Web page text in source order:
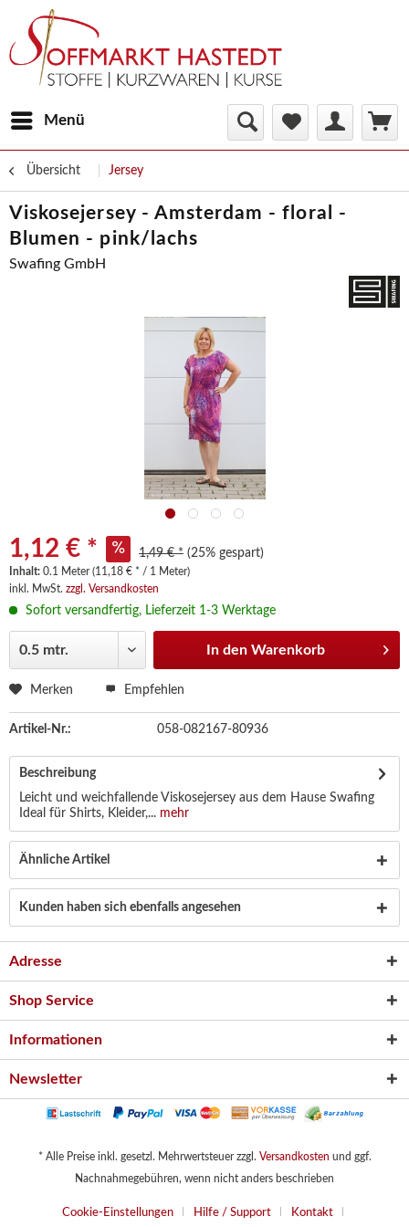
Menü
Übersicht Jersey
Viskosejersey - Amsterdam - floral -
Blumen - pink/lachs
Swafing GmbH
1,12 € * 1,49 € * (25% gespart)
Inhalt: 0.1 Meter (11,18 € * / 1 Meter)
inkl. MwSt. zzgl. Versandkosten
Sofort versandfertig, Lieferzeit 1-3 Werktage
In den Warenkorb
Merken Empfehlen
Artikel-Nr.: 058-082167-80936
Beschreibung
Leicht und weichfallende Viskosejersey aus dem Hause Swafing
Ideal für Shirts, Kleider,... mehr
Ähnliche Artikel
Kunden haben sich ebenfalls angesehen
Adresse
Shop Service
Informationen
Newsletter
* Alle Preise inkl. gesetzl. Mehrwertsteuer zzgl. Versandkosten und ggf.
Nachnahmegebühren, wenn nicht anders beschrieben
Cookie-Einstellungen Hilfe / Support Kontakt